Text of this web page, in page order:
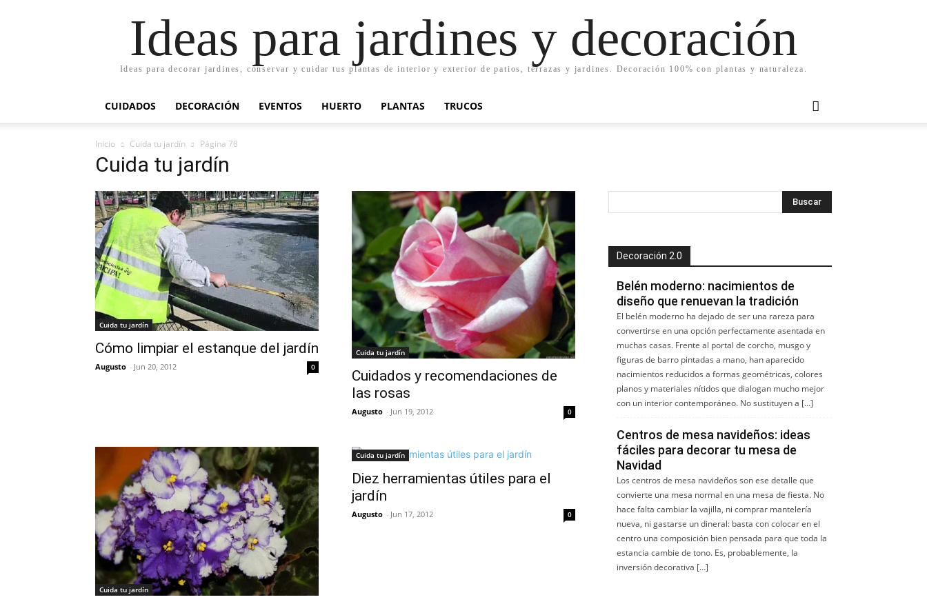
Ideas para jardines y decoración
Ideas para decorar jardines, conservar y cuidar tus plantas de interior y exterior de patios, terrazas y jardines. Decoración 100% con plantas y naturaleza.
CUIDADOS DECORACIÓN EVENTOS HUERTO PLANTAS TRUCOS
Inicio Cuida tu jardín Página 78
Cuida tu jardín
Cuida tu jardín
Cómo limpiar el estanque del jardín
Augusto - Jun 20, 2012 0
Cuida tu jardín
Cuidados y recomendaciones de
las rosas
Augusto - Jun 19, 2012 0
Cuida tu jardín
Cuida tu jardín
Diez herramientas útiles para el
jardín
Augusto - Jun 17, 2012 0
Decoración 2.0
Belén moderno: nacimientos de
diseño que renuevan la tradición
El belén moderno ha dejado de ser una rareza para
convertirse en una opción perfectamente asentada en
muchas casas. Frente al portal de corcho, musgo y
figuras de barro pintadas a mano, han aparecido
nacimientos reducidos a formas geométricas, colores
planos y materiales nítidos que dialogan mucho mejor
con un interior contemporáneo. No sustituyen a […]
Centros de mesa navideños: ideas
fáciles para decorar tu mesa de
Navidad
Los centros de mesa navideños son ese detalle que
convierte una mesa normal en una mesa de fiesta. No
hace falta cambiar la vajilla, ni comprar mantelería
nueva, ni gastarse un dineral: basta con colocar en el
centro una composición bien pensada para que toda la
estancia cambie de tono. Es, probablemente, la
inversión decorativa […]